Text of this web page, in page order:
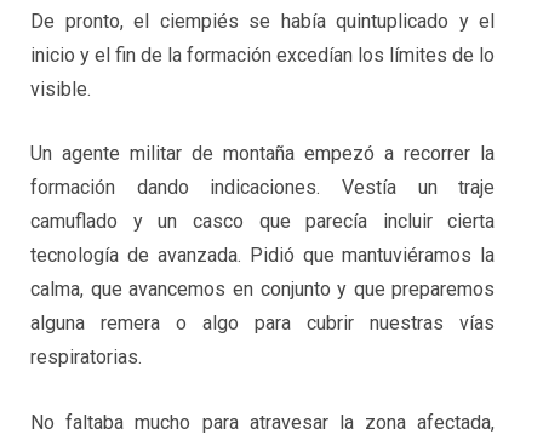
De pronto, el ciempiés se había quintuplicado y el
inicio y el fin de la formación excedían los límites de lo
visible.
Un agente militar de montaña empezó a recorrer la
formación dando indicaciones. Vestía un traje
camuflado y un casco que parecía incluir cierta
tecnología de avanzada. Pidió que mantuviéramos la
calma, que avancemos en conjunto y que preparemos
alguna remera o algo para cubrir nuestras vías
respiratorias.
No faltaba mucho para atravesar la zona afectada,